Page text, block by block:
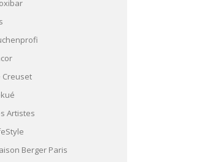
Creuset
Artistes
Berger Paris